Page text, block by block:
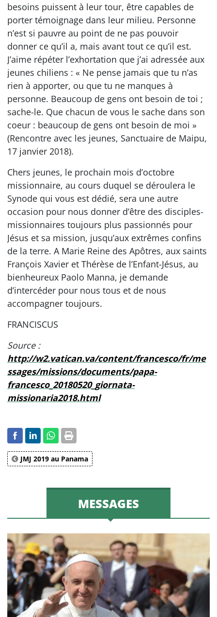
besoins puissent à leur tour, être capables de
porter témoignage dans leur milieu. Personne
n’est si pauvre au point de ne pas pouvoir
donner ce qu’il a, mais avant tout ce qu’il est.
J’aime répéter l’exhortation que j’ai adressée aux
jeunes chiliens : « Ne pense jamais que tu n’as
rien à apporter, ou que tu ne manques à
personne. Beaucoup de gens ont besoin de toi ;
sache-le. Que chacun de vous le sache dans son
coeur : beaucoup de gens ont besoin de moi »
(Rencontre avec les jeunes, Sanctuaire de Maipu,
17 janvier 2018).
Chers jeunes, le prochain mois d’octobre
missionnaire, au cours duquel se déroulera le
Synode qui vous est dédié, sera une autre
occasion pour nous donner d’être des disciples-
missionnaires toujours plus passionnés pour
Jésus et sa mission, jusqu’aux extrêmes confins
de la terre. A Marie Reine des Apôtres, aux saints
François Xavier et Thérèse de l’Enfant-Jésus, au
bienheureux Paolo Manna, je demande
d’intercéder pour nous tous et de nous
accompagner toujours.
FRANCISCUS
Source :
http://w2.vatican.va/content/francesco/fr/me
ssages/missions/documents/papa-
francesco_20180520_giornata-
missionaria2018.html
JMJ 2019 au Panama
MESSAGES